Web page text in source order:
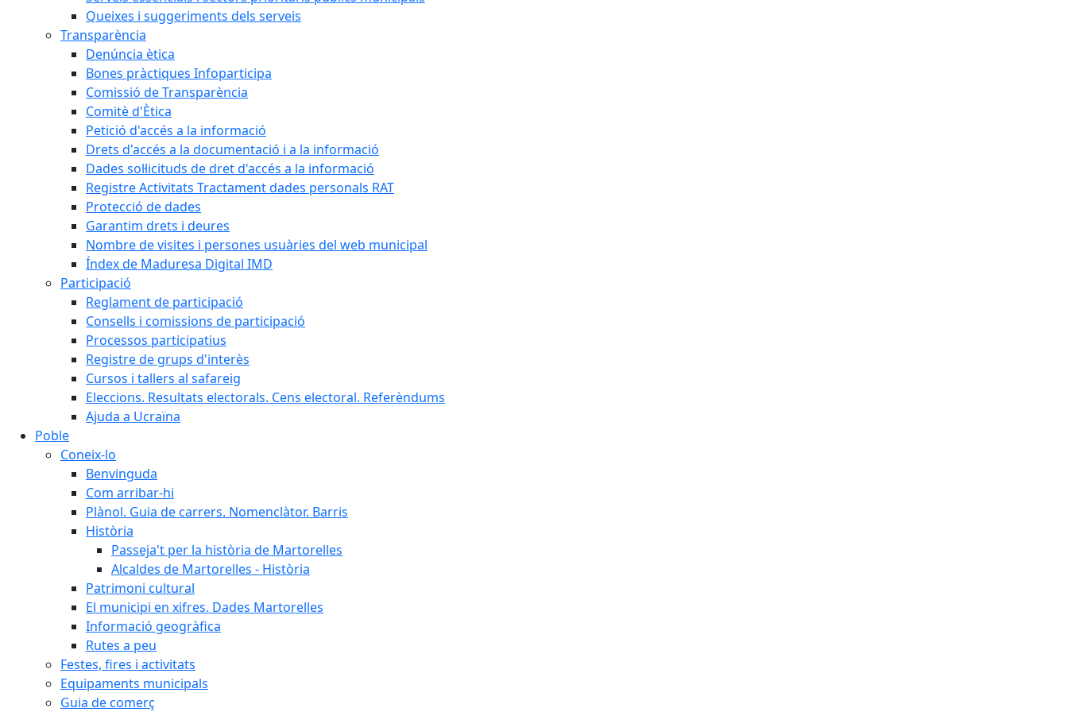
Queixes i suggeriments dels serveis
Transparència
Denúncia ètica
Bones pràctiques Infoparticipa
Comissió de Transparència
Comitè d'Ètica
Petició d'accés a la informació
Drets d'accés a la documentació i a la informació
Dades sol·licituds de dret d'accés a la informació
Registre Activitats Tractament dades personals RAT
Protecció de dades
Garantim drets i deures
Nombre de visites i persones usuàries del web municipal
Índex de Maduresa Digital IMD
Participació
Reglament de participació
Consells i comissions de participació
Processos participatius
Registre de grups d'interès
Cursos i tallers al safareig
Eleccions. Resultats electorals. Cens electoral. Referèndums
Ajuda a Ucraïna
Poble
Coneix-lo
Benvinguda
Com arribar-hi
Plànol. Guia de carrers. Nomenclàtor. Barris
Història
Passeja't per la història de Martorelles
Alcaldes de Martorelles - Història
Patrimoni cultural
El municipi en xifres. Dades Martorelles
Informació geogràfica
Rutes a peu
Festes, fires i activitats
Equipaments municipals
Guia de comerç